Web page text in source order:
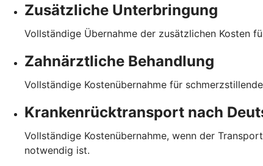
Zusätzliche Unterbringung
Vollständige Übernahme der zusätzlichen Kosten
Zahnärztliche Behandlung
Vollständige Kostenübernahme für
Krankenrücktransport nach
Vollständige Kostenübernahme, wenn der
notwendig ist.